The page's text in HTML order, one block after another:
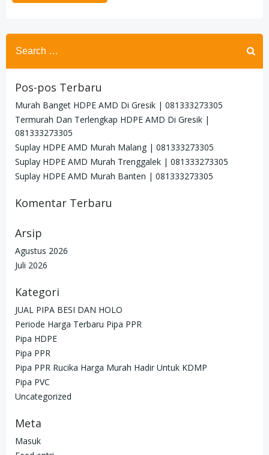
Search
for:
Pos-pos Terbaru
Murah Banget HDPE AMD Di Gresik | 081333273305
Termurah Dan Terlengkap HDPE AMD Di Gresik |
081333273305
Suplay HDPE AMD Murah Malang | 081333273305
Suplay HDPE AMD Murah Trenggalek | 081333273305
Suplay HDPE AMD Murah Banten | 081333273305
Komentar Terbaru
Arsip
Agustus 2026
Juli 2026
Kategori
JUAL PIPA BESI DAN HOLO
Periode Harga Terbaru Pipa PPR
Pipa HDPE
Pipa PPR
Pipa PPR Rucika Harga Murah Hadir Untuk KDMP
Pipa PVC
Uncategorized
Meta
Masuk